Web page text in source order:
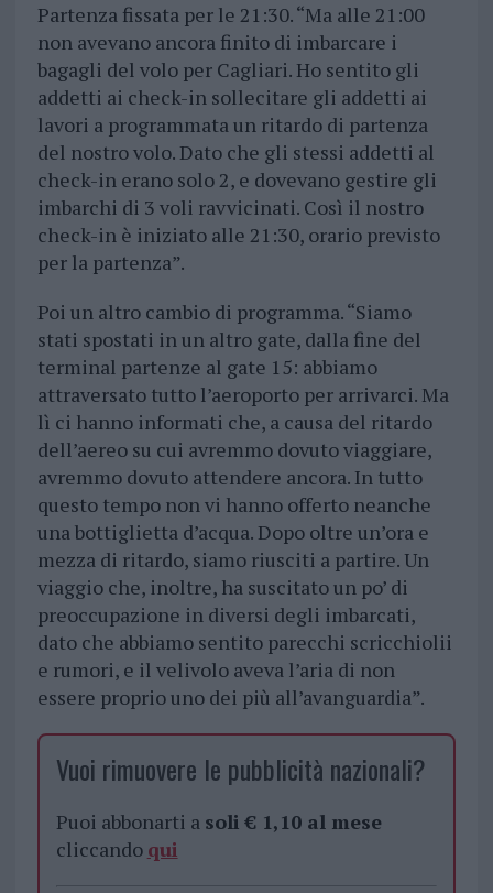
Partenza fissata per le 21:30. “Ma alle 21:00
non avevano ancora finito di imbarcare i
bagagli del volo per Cagliari. Ho sentito gli
addetti ai check-in sollecitare gli addetti ai
lavori a programmata un ritardo di partenza
del nostro volo. Dato che gli stessi addetti al
check-in erano solo 2, e dovevano gestire gli
imbarchi di 3 voli ravvicinati. Così il nostro
check-in è iniziato alle 21:30, orario previsto
per la partenza”.
Poi un altro cambio di programma. “Siamo
stati spostati in un altro gate, dalla fine del
terminal partenze al gate 15: abbiamo
attraversato tutto l’aeroporto per arrivarci. Ma
lì ci hanno informati che, a causa del ritardo
dell’aereo su cui avremmo dovuto viaggiare,
avremmo dovuto attendere ancora. In tutto
questo tempo non vi hanno offerto neanche
una bottiglietta d’acqua. Dopo oltre un’ora e
mezza di ritardo, siamo riusciti a partire. Un
viaggio che, inoltre, ha suscitato un po’ di
preoccupazione in diversi degli imbarcati,
dato che abbiamo sentito parecchi scricchiolii
e rumori, e il velivolo aveva l’aria di non
essere proprio uno dei più all’avanguardia”.
Vuoi rimuovere le pubblicità nazionali?
Puoi abbonarti a soli € 1,10 al mese
cliccando qui